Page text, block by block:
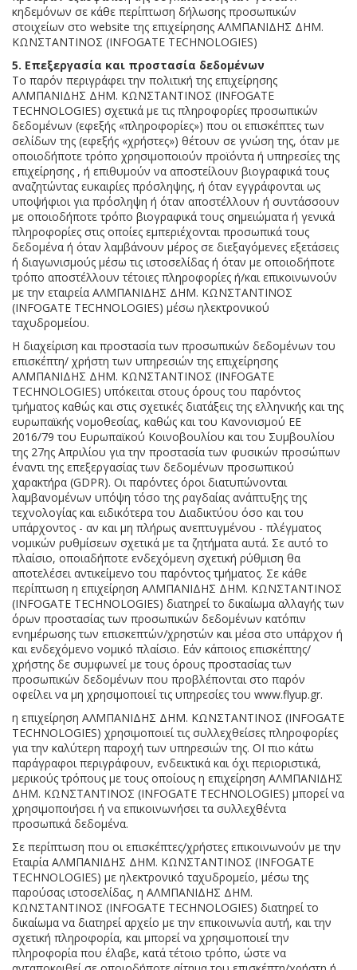
κηδεμόνων σε κάθε περίπτωση δήλωσης προσωπικών
στοιχείων στο website της επιχείρησης ΑΛΜΠΑΝΙΔΗΣ ΔΗΜ.
ΚΩΝΣΤΑΝΤΙΝΟΣ (INFOGATE TECHNOLOGIES)
5. Επεξεργασία και προστασία δεδομένων
Το παρόν περιγράφει την πολιτική της επιχείρησης
ΑΛΜΠΑΝΙΔΗΣ ΔΗΜ. ΚΩΝΣΤΑΝΤΙΝΟΣ (INFOGATE
TECHNOLOGIES) σχετικά με τις πληροφορίες προσωπικών
δεδομένων (εφεξής «πληροφορίες») που οι επισκέπτες των
σελίδων της (εφεξής «χρήστες») θέτουν σε γνώση της, όταν με
οποιοδήποτε τρόπο χρησιμοποιούν προϊόντα ή υπηρεσίες της
επιχείρησης , ή επιθυμούν να αποστείλουν βιογραφικά τους
αναζητώντας ευκαιρίες πρόσληψης, ή όταν εγγράφονται ως
υποψήφιοι για πρόσληψη ή όταν αποστέλλουν ή συντάσσουν
με οποιοδήποτε τρόπο βιογραφικά τους σημειώματα ή γενικά
πληροφορίες στις οποίες εμπεριέχονται προσωπικά τους
δεδομένα ή όταν λαμβάνουν μέρος σε διεξαγόμενες εξετάσεις
ή διαγωνισμούς μέσω τις ιστοσελίδας ή όταν με οποιοδήποτε
τρόπο αποστέλλουν τέτοιες πληροφορίες ή/και επικοινωνούν
με την εταιρεία ΑΛΜΠΑΝΙΔΗΣ ΔΗΜ. ΚΩΝΣΤΑΝΤΙΝΟΣ
(INFOGATE TECHNOLOGIES) μέσω ηλεκτρονικού
ταχυδρομείου.
H διαχείριση και προστασία των προσωπικών δεδομένων του
επισκέπτη/ χρήστη των υπηρεσιών της επιχείρησης
ΑΛΜΠΑΝΙΔΗΣ ΔΗΜ. ΚΩΝΣΤΑΝΤΙΝΟΣ (INFOGATE
TECHNOLOGIES) υπόκειται στους όρους του παρόντος
τμήματος καθώς και στις σχετικές διατάξεις της ελληνικής και της
ευρωπαϊκής νομοθεσίας, καθώς και του Κανονισμού ΕΕ
2016/79 του Ευρωπαϊκού Κοινοβουλίου και του Συμβουλίου
της 27ης Απριλίου για την προστασία των φυσικών προσώπων
έναντι της επεξεργασίας των δεδομένων προσωπικού
χαρακτήρα (GDPR). Οι παρόντες όροι διατυπώνονται
λαμβανομένων υπόψη τόσο της ραγδαίας ανάπτυξης της
τεχνολογίας και ειδικότερα του Διαδικτύου όσο και του
υπάρχοντος - αν και μη πλήρως ανεπτυγμένου - πλέγματος
νομικών ρυθμίσεων σχετικά με τα ζητήματα αυτά. Σε αυτό το
πλαίσιο, οποιαδήποτε ενδεχόμενη σχετική ρύθμιση θα
αποτελέσει αντικείμενο του παρόντος τμήματος. Σε κάθε
περίπτωση η επιχείρηση ΑΛΜΠΑΝΙΔΗΣ ΔΗΜ. ΚΩΝΣΤΑΝΤΙΝΟΣ
(INFOGATE TECHNOLOGIES) διατηρεί το δικαίωμα αλλαγής των
όρων προστασίας των προσωπικών δεδομένων κατόπιν
ενημέρωσης των επισκεπτών/χρηστών και μέσα στο υπάρχον ή
και ενδεχόμενο νομικό πλαίσιο. Εάν κάποιος επισκέπτης/
χρήστης δε συμφωνεί με τους όρους προστασίας των
προσωπικών δεδομένων που προβλέπονται στο παρόν
οφείλει να μη χρησιμοποιεί τις υπηρεσίες του www.flyup.gr.
η επιχείρηση ΑΛΜΠΑΝΙΔΗΣ ΔΗΜ. ΚΩΝΣΤΑΝΤΙΝΟΣ (INFOGATE
TECHNOLOGIES) χρησιμοποιεί τις συλλεχθείσες πληροφορίες
για την καλύτερη παροχή των υπηρεσιών της. ΟΙ πιο κάτω
παράγραφοι περιγράφουν, ενδεικτικά και όχι περιοριστικά,
μερικούς τρόπους με τους οποίους η επιχείρηση ΑΛΜΠΑΝΙΔΗΣ
ΔΗΜ. ΚΩΝΣΤΑΝΤΙΝΟΣ (INFOGATE TECHNOLOGIES) μπορεί να
χρησιμοποιήσει ή να επικοινωνήσει τα συλλεχθέντα
προσωπικά δεδομένα.
Σε περίπτωση που οι επισκέπτες/χρήστες επικοινωνούν με την
Εταιρία ΑΛΜΠΑΝΙΔΗΣ ΔΗΜ. ΚΩΝΣΤΑΝΤΙΝΟΣ (INFOGATE
TECHNOLOGIES) με ηλεκτρονικό ταχυδρομείο, μέσω της
παρούσας ιστοσελίδας, η ΑΛΜΠΑΝΙΔΗΣ ΔΗΜ.
ΚΩΝΣΤΑΝΤΙΝΟΣ (INFOGATE TECHNOLOGIES) διατηρεί το
δικαίωμα να διατηρεί αρχείο με την επικοινωνία αυτή, και την
σχετική πληροφορία, και μπορεί να χρησιμοποιεί την
πληροφορία που έλαβε, κατά τέτοιο τρόπο, ώστε να